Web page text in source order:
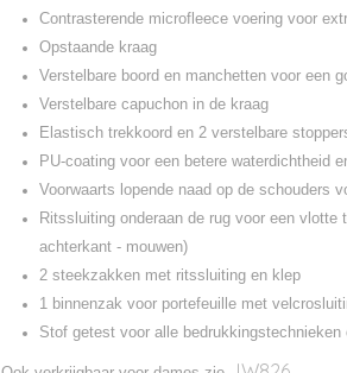
Contrasterende microfleece voering voor
Opstaande kraag
Verstelbare boord en manchetten voor een
Verstelbare capuchon in de kraag
Elastisch trekkoord en 2 verstelbare
PU-coating voor een betere waterdichtheid
Voorwaarts lopende naad op de schouders
Ritssluiting onderaan de rug voor een
achterkant - mouwen)
2 steekzakken met ritssluiting en klep
1 binnenzak voor portefeuille met
Stof getest voor alle bedrukkingstechnieken